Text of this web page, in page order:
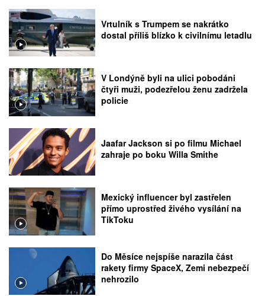
Vrtulník s Trumpem se nakrátko
dostal příliš blízko k civilnímu letadlu
V Londýně byli na ulici pobodáni
čtyři muži, podezřelou ženu zadržela
policie
Jaafar Jackson si po filmu Michael
zahraje po boku Willa Smithe
Mexický influencer byl zastřelen
přímo uprostřed živého vysílání na
TikToku
Do Měsíce nejspíše narazila část
rakety firmy SpaceX, Zemi nebezpečí
nehrozilo